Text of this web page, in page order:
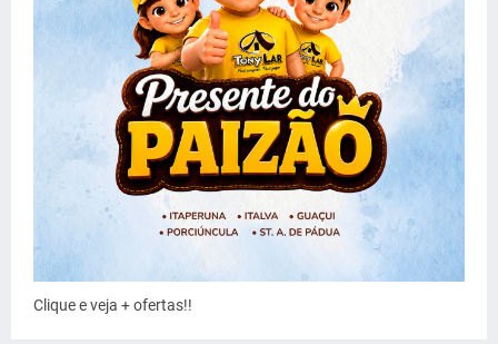
Clique e veja + ofertas!!